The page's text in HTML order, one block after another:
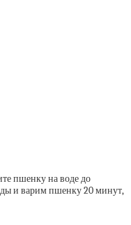
пшенку на воде до
и варим пшенку 20 минут,